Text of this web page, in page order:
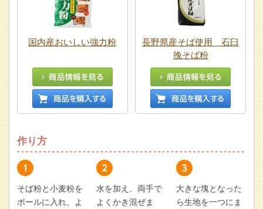
国内産おいしい強力粉
長野県産そば使用 石臼
挽そば粉
作り方
そば粉と小麦粉を
ボールに入れ、よ
水を加え、両手で
よくかき混ぜま
大きな塊となった
ら生地を一つにま